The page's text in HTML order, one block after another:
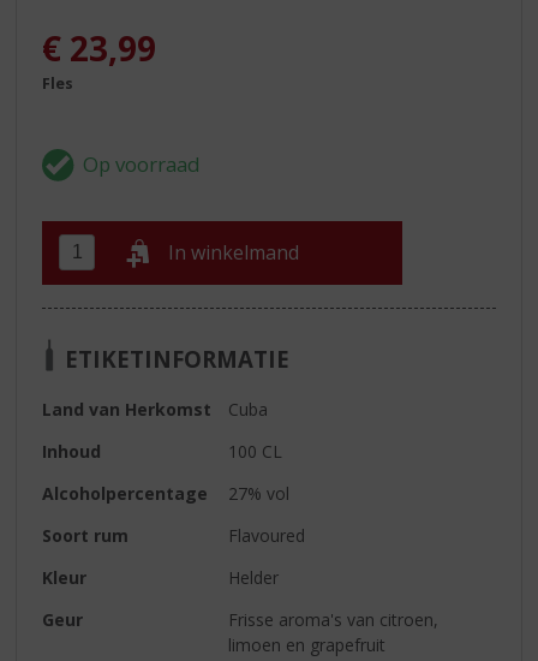
€ 23,99
Fles
In winkelmand
ETIKETINFORMATIE
Land van Herkomst
Cuba
Inhoud
100 CL
Alcoholpercentage
27% vol
Soort rum
Flavoured
Kleur
Helder
Geur
Frisse aroma's van citroen,
limoen en grapefruit